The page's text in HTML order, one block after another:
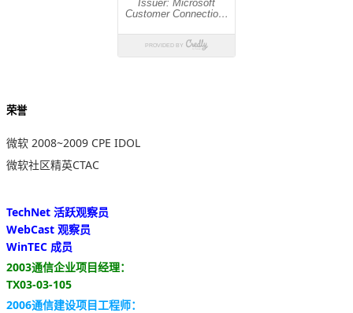
荣誉
微软 2008~2009 CPE IDOL
微软社区精英CTAC
TechNet 活跃观察员
WebCast 观察员
WinTEC 成员
2003通信企业项目经理：
TX03-03-105
2006通信建设项目工程师：